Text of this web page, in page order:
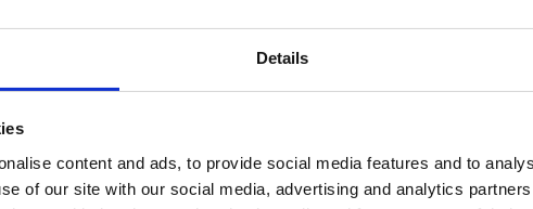
Details
content and ads, to provide social media features and to
of our site with our social media, advertising and analytics
Dækstørrelse bagtil venstre
Dækstørrelse bagpå til højre